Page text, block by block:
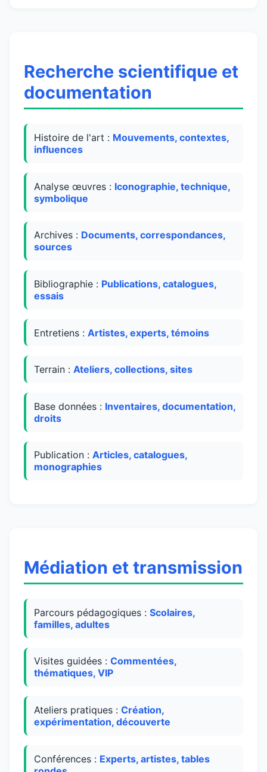
Recherche scientifique et
documentation
Histoire de l'art : Mouvements, contextes,
influences
Analyse œuvres : Iconographie, technique,
symbolique
Archives : Documents, correspondances,
sources
Bibliographie : Publications, catalogues,
essais
Entretiens : Artistes, experts, témoins
Terrain : Ateliers, collections, sites
Base données : Inventaires, documentation,
droits
Publication : Articles, catalogues,
monographies
Médiation et transmission
Parcours pédagogiques : Scolaires,
familles, adultes
Visites guidées : Commentées,
thématiques, VIP
Ateliers pratiques : Création,
expérimentation, découverte
Conférences : Experts, artistes, tables